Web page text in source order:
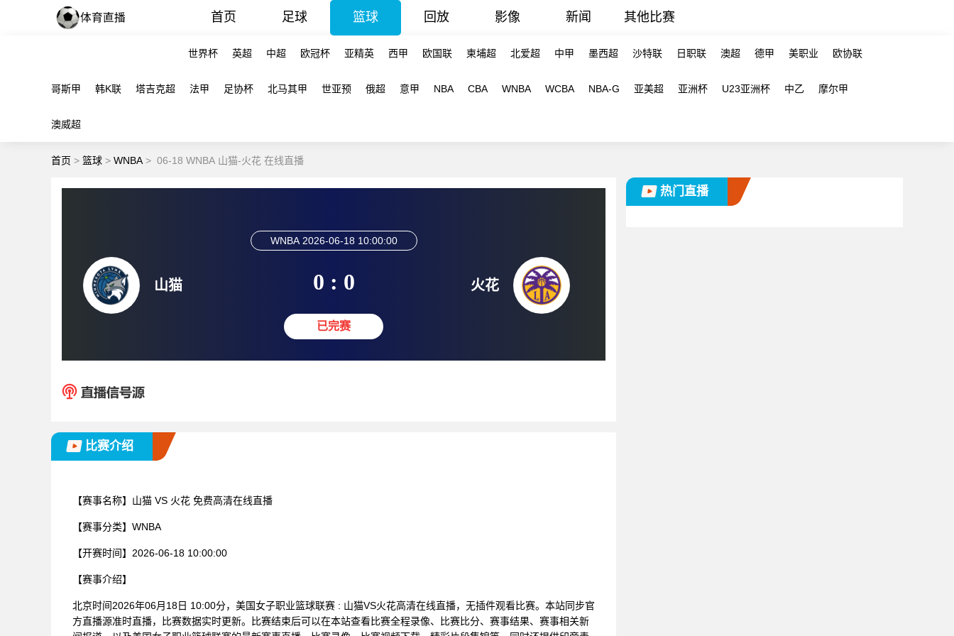
首页 足球 篮球 回放 影像 新闻 其他比赛
世界杯 英超 中超 欧冠杯 亚精英 西甲 欧国联 柬埔超 北爱超 中甲 墨西超 沙特联 日职联 澳超 德甲 美职业 欧协联
哥斯甲 韩K联 塔吉克超 法甲 足协杯 北马其甲 世亚预 俄超 意甲 NBA CBA WNBA WCBA NBA-G 亚美超 亚洲杯 U23亚洲杯 中乙 摩尔甲
澳威超
首页 > 篮球 > WNBA > 06-18 WNBA 山猫-火花 在线直播
山猫
WNBA 2026-06-18 10:00:00
0 : 0
已完赛
火花
比赛介绍
【赛事名称】 山猫 VS 火花 免费高清在线直播
【赛事分类】 WNBA
【开赛时间】 2026-06-18 10:00:00
【赛事介绍】
北京时间2026年06月18日 10:00分，美国女子职业篮球联赛 : 山猫VS火花高清在线直播，无插件观看比赛。本站同步官
方直播源准时直播，比赛数据实时更新。比赛结束后可以在本站查看比赛全程录像、比赛比分、赛事结果、赛事相关新
热门直播